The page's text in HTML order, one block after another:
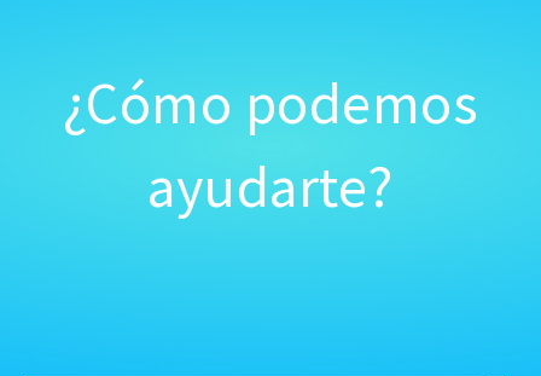
¿Cómo podemos
ayudarte?